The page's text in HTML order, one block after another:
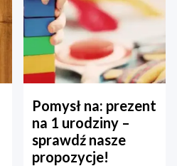
Pomysł na: prezent
na 1 urodziny –
sprawdź nasze
propozycje!